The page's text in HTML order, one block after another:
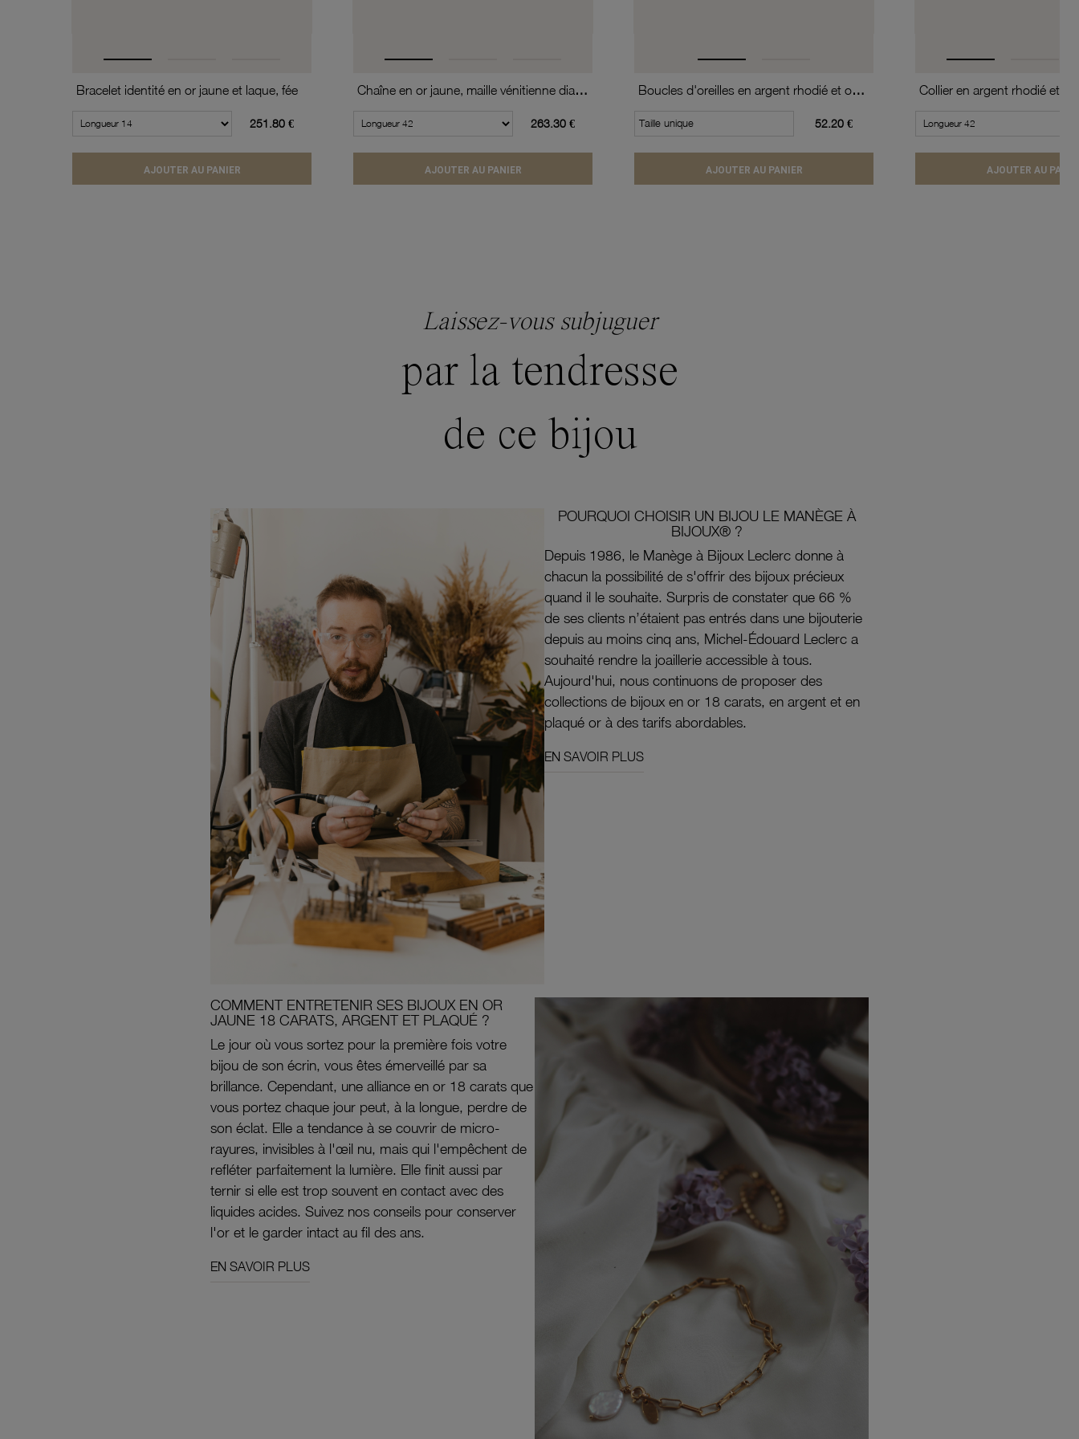
Bracelet identité en or jaune et laque, fée
251.80 €
AJOUTER AU PANIER
Chaîne en or jaune, maille vénitienne diamantée et torsadée
263.30 €
AJOUTER AU PANIER
Boucles d'oreilles en argent rhodié et oxydes de zirconium
Taille unique 52.20 €
AJOUTER AU PANIER AJOUTER AU
Laissez-vous subjuguer
par la tendresse
de ce bijou
POURQUOI CHOISIR UN BIJOU LE MANÈGE À
BIJOUX® ?
Depuis 1986, le Manège à Bijoux Leclerc donne à
chacun la possibilité de s'offrir des bijoux précieux
quand il le souhaite. Surpris de constater que 66 %
de ses clients n’étaient pas entrés dans une bijouterie
depuis au moins cinq ans, Michel-Édouard Leclerc a
souhaité rendre la joaillerie accessible à tous.
Aujourd'hui, nous continuons de proposer des
collections de bijoux en or 18 carats, en argent et en
plaqué or à des tarifs abordables.
EN SAVOIR PLUS
COMMENT ENTRETENIR SES BIJOUX EN OR
JAUNE 18 CARATS, ARGENT ET PLAQUÉ ?
Le jour où vous sortez pour la première fois votre
bijou de son écrin, vous êtes émerveillé par sa
brillance. Cependant, une alliance en or 18 carats que
vous portez chaque jour peut, à la longue, perdre de
son éclat. Elle a tendance à se couvrir de micro-
rayures, invisibles à l'œil nu, mais qui l'empêchent de
refléter parfaitement la lumière. Elle finit aussi par
ternir si elle est trop souvent en contact avec des
liquides acides. Suivez nos conseils pour conserver
l'or et le garder intact au fil des ans.
EN SAVOIR PLUS